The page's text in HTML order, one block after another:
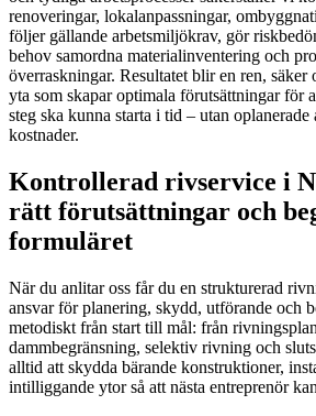
renoveringar, lokalanpassningar,
följer gällande arbetsmiljökrav, gör
behov samordna materialinventering och
överraskningar. Resultatet blir en ren, säker
yta som skapar optimala förutsättningar för
steg ska kunna starta i tid – utan
kostnader.
Kontrollerad rivservice i
rätt förutsättningar och
formuläret
När du anlitar oss får du en strukturerad
ansvar för planering, skydd, utförande och
metodiskt från start till mål: från
dammbegränsning, selektiv rivning och
alltid att skydda bärande konstruktioner,
intilliggande ytor så att nästa entreprenör